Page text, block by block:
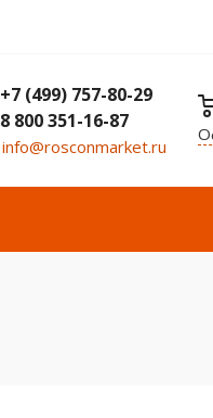
+7 (499) 757-80-29
8 800 351-16-87
info@rosconmarket.ru